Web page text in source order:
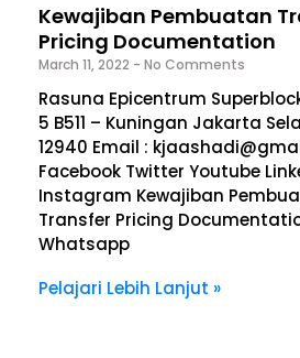
Kewajiban Pembuatan
Pricing Documentation
March 11, 2022 No Comments
Rasuna Epicentrum
5 B511 – Kuningan Jakarta
12940 Email :
Facebook Twitter Youtube
Instagram Kewajiban
Transfer Pricing
Whatsapp
Pelajari Lebih Lanjut »